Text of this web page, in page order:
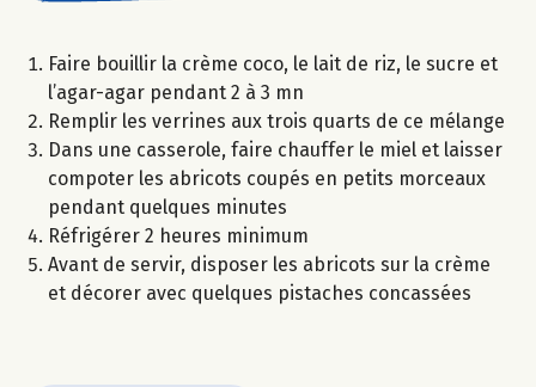
Faire bouillir la crème coco, le lait de riz, le sucre et
l’agar-agar pendant 2 à 3 mn
Remplir les verrines aux trois quarts de ce mélange
Dans une casserole, faire chauffer le miel et laisser
compoter les abricots coupés en petits morceaux
pendant quelques minutes
Réfrigérer 2 heures minimum
Avant de servir, disposer les abricots sur la crème
et décorer avec quelques pistaches concassées